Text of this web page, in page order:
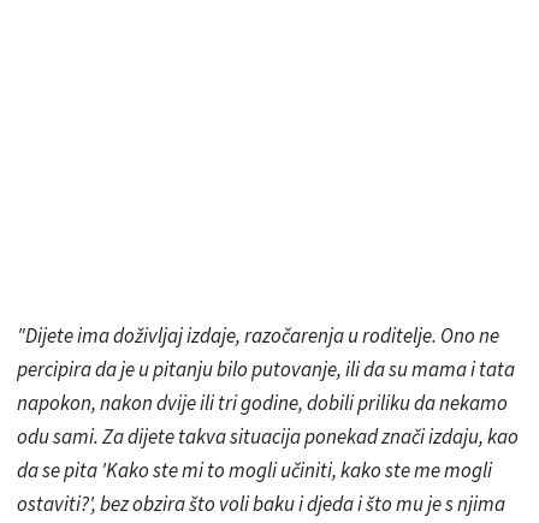
"Dijete ima doživljaj izdaje, razočarenja u roditelje. Ono ne
percipira da je u pitanju bilo putovanje, ili da su mama i tata
napokon, nakon dvije ili tri godine, dobili priliku da nekamo
odu sami. Za dijete takva situacija ponekad znači izdaju, kao
da se pita 'Kako ste mi to mogli učiniti, kako ste me mogli
ostaviti?', bez obzira što voli baku i djeda i što mu je s njima